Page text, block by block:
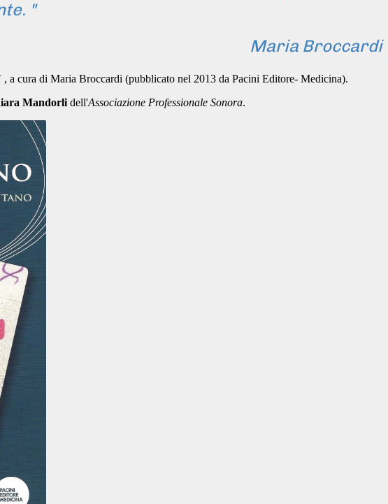
"
Maria Broccardi
, a cura di Maria Broccardi (pubblicato nel 2013 da Pacini Editore- Medicina).
Mandorlidell'Associazione Professionale Sonora.